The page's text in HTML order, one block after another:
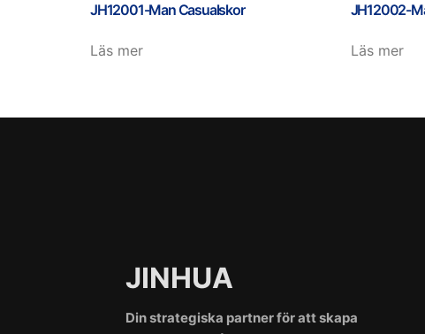
JH12001-Man Casualskor
Läs mer
JH12002-
Läs mer
JINHUA
Din strategiska partner för att skapa